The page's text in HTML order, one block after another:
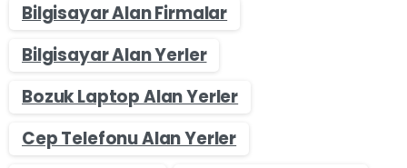
Bilgisayar Alan Firmalar
Bilgisayar Alan Yerler
Bozuk Laptop Alan Yerler
Cep Telefonu Alan Yerler